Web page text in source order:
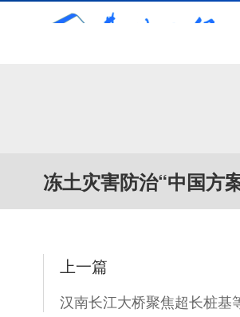
冻土灾害防治“中国方
上一篇
汉南长江大桥聚焦超长桩基